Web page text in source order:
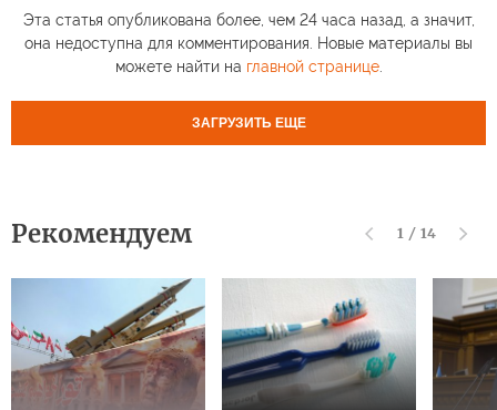
Эта статья опубликована более, чем 24 часа назад, а значит,
она недоступна для комментирования. Новые материалы вы
можете найти на главной странице.
ЗАГРУЗИТЬ ЕЩЕ
Рекомендуем 1 / 14